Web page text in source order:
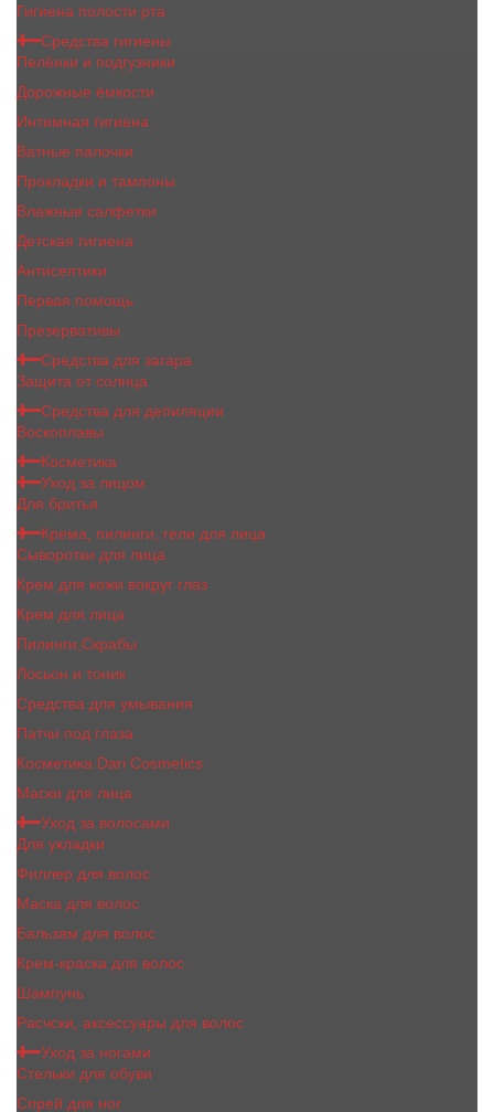
Гигиена полости рта
Средства гигиены
Пелёнки и подгузники
Дорожные ёмкости
Интимная гигиена
Ватные палочки
Прокладки и тампоны
Влажные салфетки
Детская гигиена
Антисептики
Первая помощь
Презервативы
Средства для загара
Защита от солнца
Средства для депиляции
Воскоплавы
Косметика
Уход за лицом
Для бритья
Крема, пилинги, гели для лица
Сыворотки для лица
Крем для кожи вокруг глаз
Крем для лица
Пилинги,Скрабы
Лосьон и тоник
Средства для умывания
Патчи под глаза
Косметика Dari Cosmetics
Маски для лица
Уход за волосами
Для укладки
Филлер для волос
Маска для волос
Бальзам для волос
Крем-краска для волос
Шампунь
Расчски, аксессуары для волос
Уход за ногами
Стельки для обуви
Спрей для ног